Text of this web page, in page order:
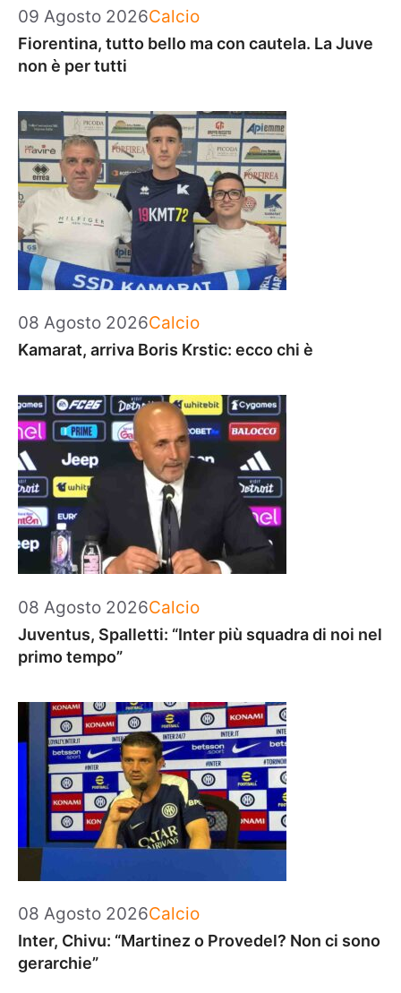
09 Agosto 2026Categorie
Calcio
Fiorentina, tutto bello ma con cautela. La Juve
non è per tutti
08 Agosto 2026Categorie
Calcio
Kamarat, arriva Boris Krstic: ecco chi è
08 Agosto 2026Categorie
Calcio
Juventus, Spalletti: “Inter più squadra di noi nel
primo tempo”
08 Agosto 2026Categorie
Calcio
Inter, Chivu: “Martinez o Provedel? Non ci sono
gerarchie”